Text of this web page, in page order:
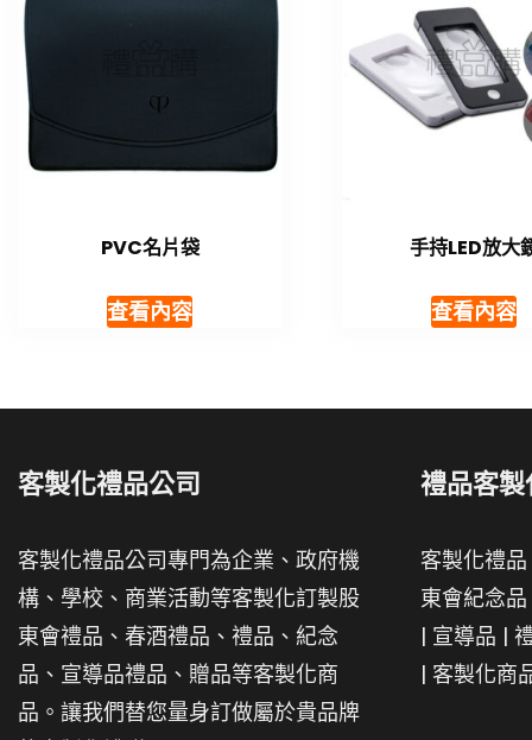
PVC名片袋
查看內容
手持LED放大
查看內容
客製化禮品公司
客製化禮品公司專門為企業、政府機
構、學校、商業活動等客製化訂製股
東會禮品、春酒禮品、禮品、紀念
品、宣導品禮品、贈品等客製化商
品。讓我們替您量身訂做屬於貴品牌
禮品客製
客製化禮品
東會紀念品
| 宣導品 |
| 客製化商